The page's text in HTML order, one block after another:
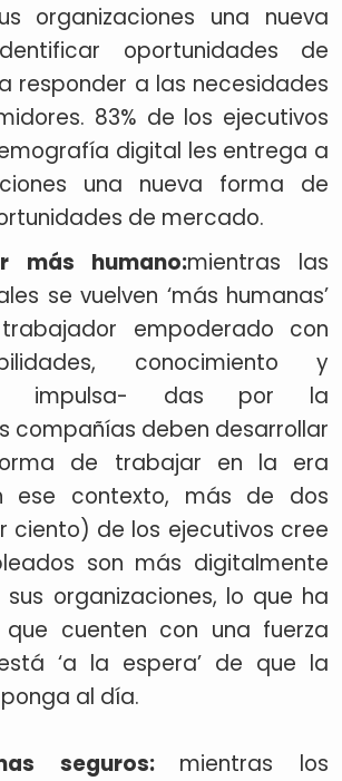
organizaciones una nueva
oportunidades de
responder a las necesidades
83% de los ejecutivos
digital les entrega a
una nueva forma de
de mercado.
más humano:mientras las
se vuelven ‘más humanas’
empoderado con
conocimiento y
impulsa- das por la
compañías deben desarrollar
de trabajar en la era
ese contexto, más de dos
ciento) de los ejecutivos cree
son más digitalmente
organizaciones, lo que ha
cuenten con una fuerza
‘a la espera’ de que la
al día.
seguros: mientras los